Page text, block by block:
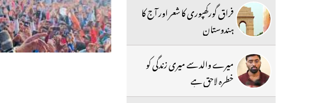
فراق گورکھپوری کا شعر اور آج کا
ہندوستان
میرے والد سے میری زندگی کو
خطرہ لاحق ہے